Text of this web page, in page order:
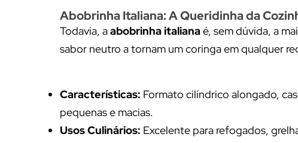
Abobrinha Italiana: A Queridinha da
Todavia, aabobrinha italianaé, sem dúvida, a
sabor neutro a tornam um coringa em qualquer
Características: Formato cilíndrico alongado,
pequenas e macias.
Usos Culinários: Excelente para refogados,